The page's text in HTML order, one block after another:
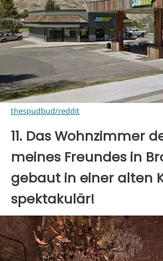
thespudbud/reddit
11. Das Wohnzimmer
meines Freundes in
gebaut in einer alten
spektakulär!